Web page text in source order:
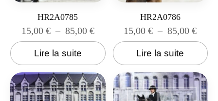
HR2A0785
15,00 € – 85,00 €
Lire la suite
HR2A0786
15,00€ – 85,00€
Lire la suite